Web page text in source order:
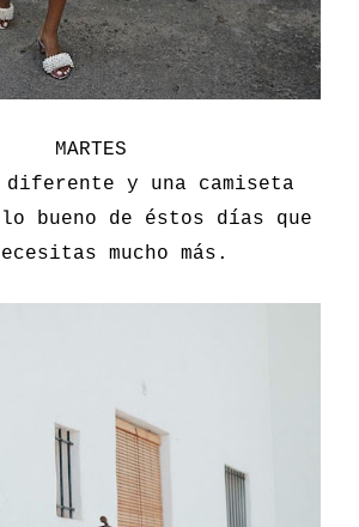
MARTES
diferente y una camiseta
bueno de éstos días que
mucho más.